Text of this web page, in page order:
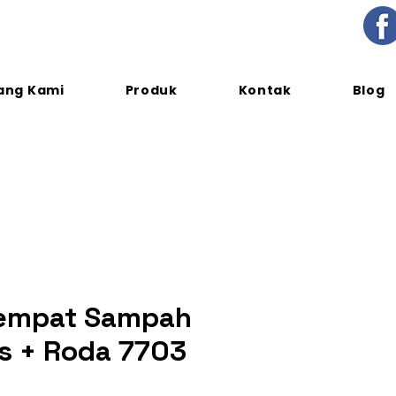
Kami Produk Kontak Blog
Sampah
+ Roda 7703